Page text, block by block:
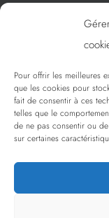
Pour offrir les meilleures
que les cookies pour
fait de consentir à ces
telles que le
de ne pas consentir ou
sur certaines
SOMMAIRE
La
Services
Politique